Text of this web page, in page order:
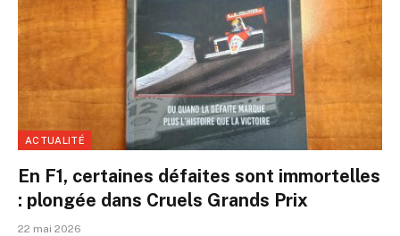
ACTUALITÉ
En F1, certaines défaites sont immortelles
: plongée dans Cruels Grands Prix
22 mai 2026